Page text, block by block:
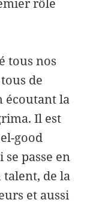
tous nos
de
écoutant la
Il est
good
passe en
de la
et aussi